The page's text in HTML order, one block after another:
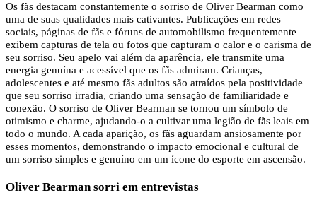
Os fãs destacam constantemente o sorriso de Oliver Bearman como
uma de suas qualidades mais cativantes. Publicações em redes
sociais, páginas de fãs e fóruns de automobilismo frequentemente
exibem capturas de tela ou fotos que capturam o calor e o carisma de
seu sorriso. Seu apelo vai além da aparência, ele transmite uma
energia genuína e acessível que os fãs admiram. Crianças,
adolescentes e até mesmo fãs adultos são atraídos pela positividade
que seu sorriso irradia, criando uma sensação de familiaridade e
conexão. O sorriso de Oliver Bearman se tornou um símbolo de
otimismo e charme, ajudando-o a cultivar uma legião de fãs leais em
todo o mundo. A cada aparição, os fãs aguardam ansiosamente por
esses momentos, demonstrando o impacto emocional e cultural de
um sorriso simples e genuíno em um ícone do esporte em ascensão.
Oliver Bearman sorri em entrevistas